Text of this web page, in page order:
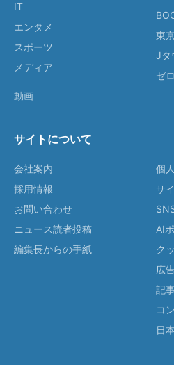
IT
エンタメ
スポーツ
メディア
動画
東
Jタ
ゼ
サイトについて
会社案内
採用情報
お問い合わせ
ニュース読者投稿
編集長からの手紙
個
サ
AI
ク
広
記
コ
日